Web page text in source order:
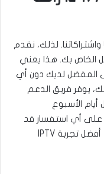
لذلك، نقدم
الخاص بك. هذا يعني
المفضل لديك دون أي
يوفر فريق الدعم
الأسبوع
على أي استفسار قد
يكون لديك. نحن هنا لضمان حصولك على أفضل تجربة IPTV